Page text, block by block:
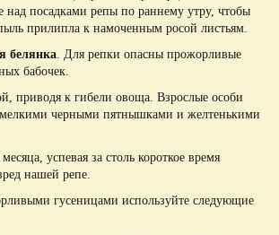
над посадками репы по раннему утру, чтобы
прилипла к намоченным росой листьям.
белянка . Для репки опасны прожорливые
бабочек.
приводя к гибели овоща. Взрослые особи
мелкими черными пятнышками и желтенькими
успевая за столь короткое время
нашей репе.
гусеницами используйте следующие